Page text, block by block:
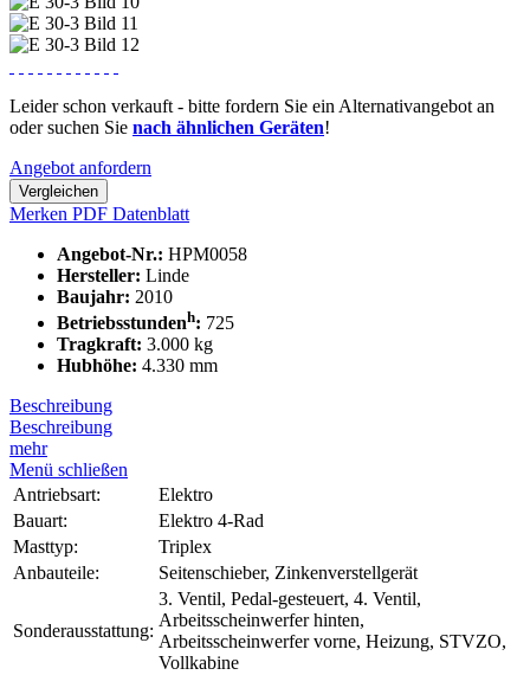
Leider schon verkauft - bitte fordern Sie ein Alternativangebot an
oder suchen Sie nach ähnlichen Geräten!
Angebot anfordern
Vergleichen
Merken PDF Datenblatt
Angebot-Nr.: HPM0058
Hersteller: Linde
Baujahr: 2010
Betriebsstundenh: 725
Tragkraft: 3.000 kg
Hubhöhe: 4.330 mm
Beschreibung
Beschreibung
mehr
Menü schließen
Antriebsart:
Elektro
Bauart:
Elektro 4-Rad
Masttyp:
Triplex
Anbauteile:
Seitenschieber, Zinkenverstellgerät
Sonderausstattung:
3. Ventil, Pedal-gesteuert, 4. Ventil,
Arbeitsscheinwerfer hinten,
Arbeitsscheinwerfer vorne, Heizung, STVZO,
Vollkabine